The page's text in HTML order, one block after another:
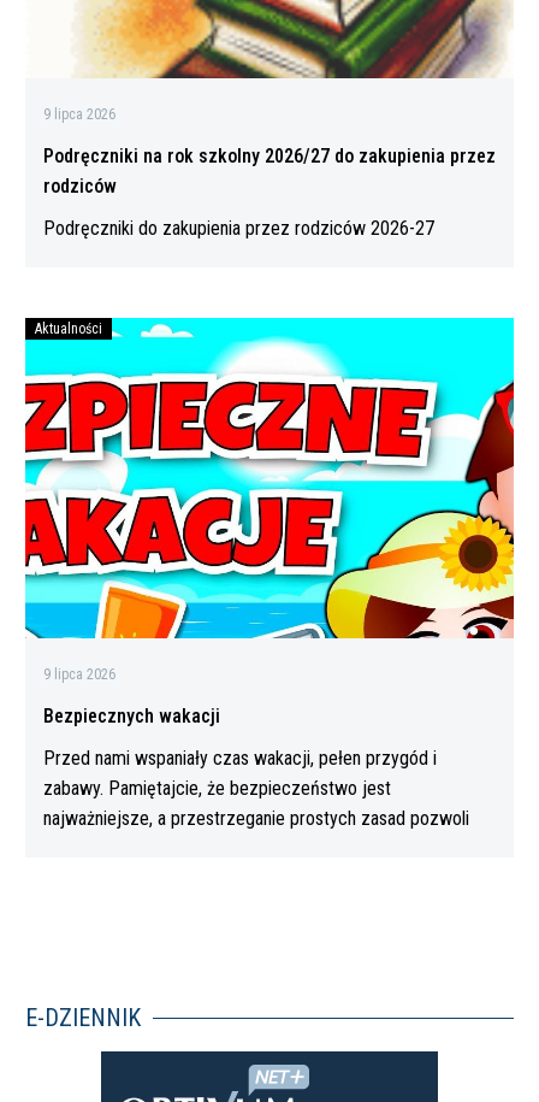
rodziców
9 lipca 2026
Podręczniki na rok szkolny 2026/27 do zakupienia przez
rodziców
Podręczniki do zakupienia przez rodziców 2026-27
Bezpiecznych
wakacji
Aktualności
9 lipca 2026
Bezpiecznych wakacji
Przed nami wspaniały czas wakacji, pełen przygód i
zabawy. Pamiętajcie, że bezpieczeństwo jest
najważniejsze, a przestrzeganie prostych zasad pozwoli
E-DZIENNIK